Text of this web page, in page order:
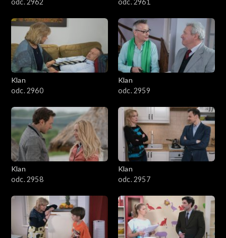
Klan
odc. 2960
Klan
odc. 2959
Klan
odc. 2958
Klan
odc. 2957